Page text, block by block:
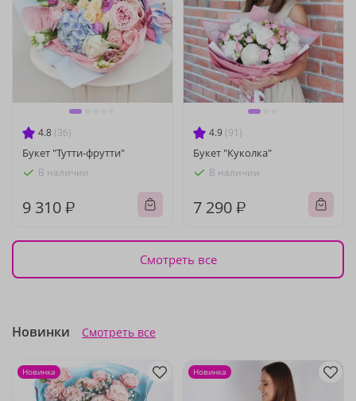
4.8 (36)
Букет "Тутти-фрутти"
В наличии
9 310 ₽
4.9 (91)
Букет "Куколка"
В наличии
7 290 ₽
Смотреть все
Новинки Смотреть все
Новинка Новинка